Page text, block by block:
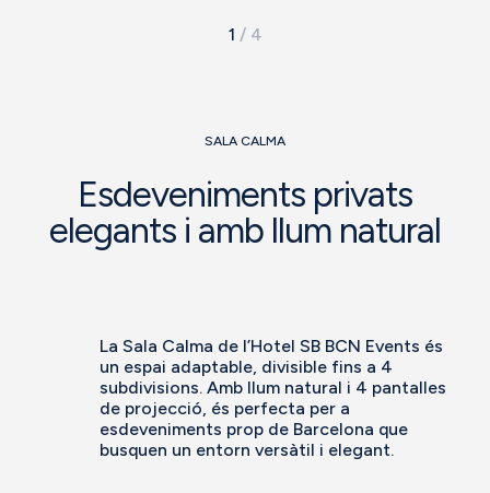
1 / 4
SALA CALMA
Esdeveniments privats
elegants i amb llum natural
La Sala Calma de l’Hotel SB BCN Events és
un espai adaptable, divisible fins a 4
subdivisions. Amb llum natural i 4 pantalles
de projecció, és perfecta per a
esdeveniments prop de Barcelona que
busquen un entorn versàtil i elegant.